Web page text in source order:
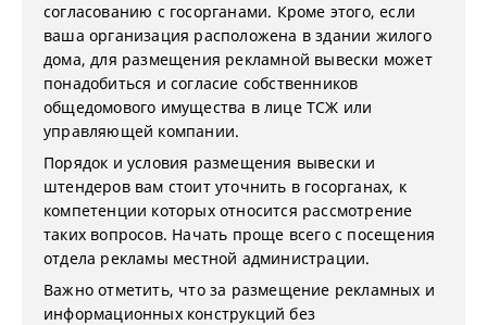
согласованию с госорганами. Кроме этого, если
ваша организация расположена в здании жилого
дома, для размещения рекламной вывески может
понадобиться и согласие собственников
общедомового имущества в лице ТСЖ или
управляющей компании.
Порядок и условия размещения вывески и
штендеров вам стоит уточнить в госорганах, к
компетенции которых относится рассмотрение
таких вопросов. Начать проще всего с посещения
отдела рекламы местной администрации.
Важно отметить, что за размещение рекламных и
информационных конструкций без